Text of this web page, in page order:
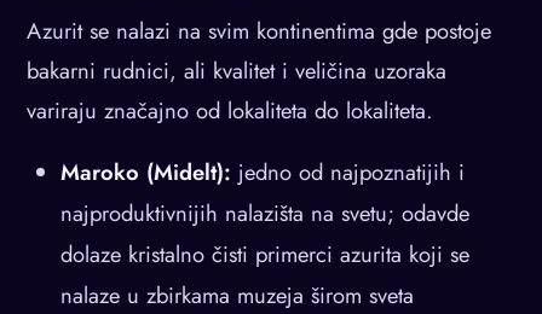
Azurit se nalazi na svim kontinentima gde postoje
bakarni rudnici, ali kvalitet i veličina uzoraka
variraju značajno od lokaliteta do lokaliteta.
Maroko (Midelt): jedno od najpoznatijih i
najproduktivnijih nalazišta na svetu; odavde
dolaze kristalno čisti primerci azurita koji se
nalaze u zbirkama muzeja širom sveta